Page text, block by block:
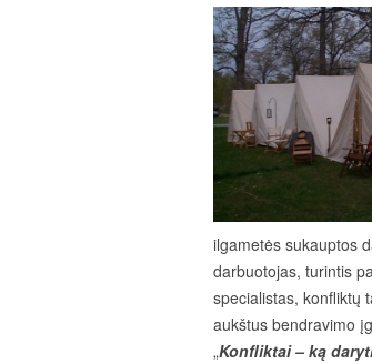
ilgametės sukauptos
darbuotojas, turintis
specialistas, konfliktų
aukštus bendravimo
„Konfliktai – ką